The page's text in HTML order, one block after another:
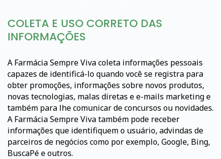
COLETA E USO CORRETO DAS
INFORMAÇÕES
A Farmácia Sempre Viva coleta informações pessoais
capazes de identificá-lo quando você se registra para
obter promoções, informações sobre novos produtos,
novas tecnologias, malas diretas e e-mails marketing e
também para lhe comunicar de concursos ou novidades.
A Farmácia Sempre Viva também pode receber
informações que identifiquem o usuário, advindas de
parceiros de negócios como por exemplo, Google, Bing,
BuscaPé e outros.